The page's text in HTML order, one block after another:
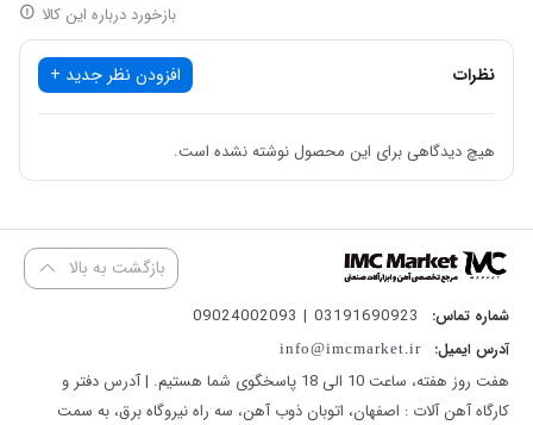
فرز مینیاتوری 135 وات 212 پارچه KDG-3535محصول کنزاکس که از
حکاکی هم گفته می شود، می باشد. این فرز کوچک و جمع و جور طراحی
بسیار ظریف و فوق العاده ای دارد که دستهای شما را خسته نکرده و تجربه
ای دلپذیر از کار را برای شما فراهم می آورد.
فرز مینیاتوری یکی از انواع فرز ها است که به منظور ایجاد سوراخ‌ های
بسیار ریز، حجم تراشی‌ های کم و کوچک، برش کاری، ایجاد طرح‌ های
بازخورد درباره این کالا
نظرات افزودن نظر جدید +
هیچ دیدگاهی برای این محصول نوشته نشده است.
بازگشت به بالا
شماره تماس: 03191690923 | 09024002093
آدرس ایمیل: info@imcmarket.ir
هفت روز هفته، ساعت 10 الی 18 پاسخگوی شما هستیم. | آدرس دفتر و
کارگاه آهن آلات : اصفهان، اتوبان ذوب آهن، سه راه نیروگاه برق، به سمت